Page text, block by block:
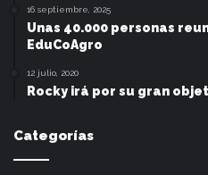
16 septiembre, 2025
Unas 40.000 personas
EduCoAgro
12 julio, 2020
Rocky irá por su gran
Categorías